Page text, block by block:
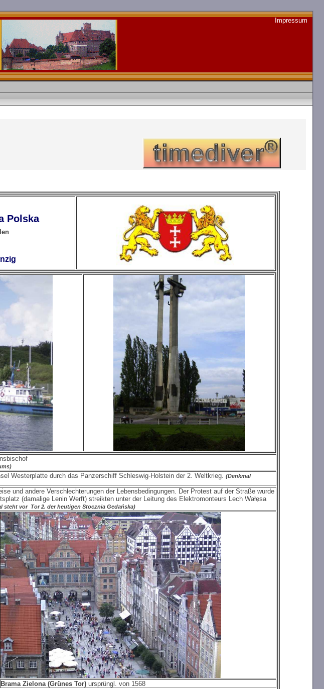
Impressum
Polska
Westerplatte durch das Panzerschiff Schleswig-Holstein der 2. Weltkrieg. (Denkmal
und andere Verschlechterungen der Lebensbedingungen. Der Protest auf der Straße wurde
(damalige Lenin Werft) streikten unter der Leitung des Elektromonteurs Lech Wałẹsa
steht vor Tor 2. der heutigen Stocznia Gedańska)
Brama Zielona (Grünes Tor) ursprüngl. von 1568